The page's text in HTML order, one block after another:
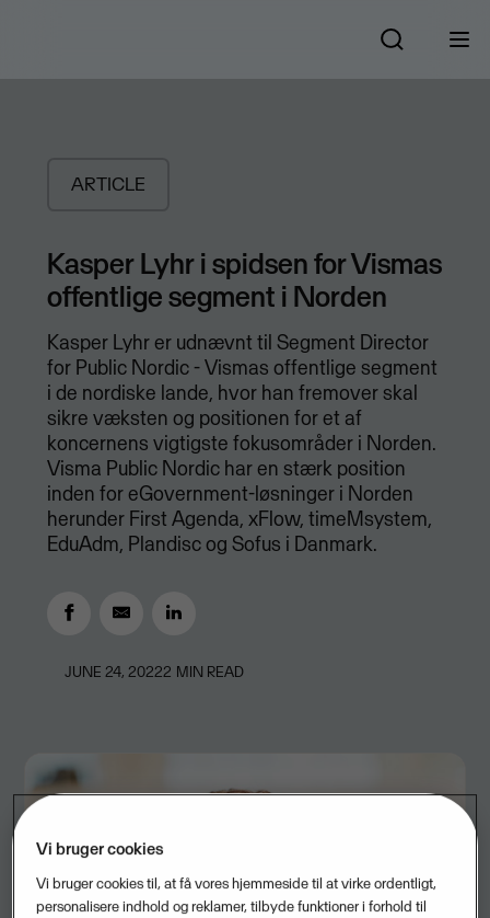
ARTICLE
Kasper Lyhr i spidsen for Vismas
offentlige segment i Norden
Kasper Lyhr er udnævnt til Segment Director
for Public Nordic - Vismas offentlige segment
i de nordiske lande, hvor han fremover skal
sikre væksten og positionen for et af
koncernens vigtigste fokusområder i Norden.
Visma Public Nordic har en stærk position
inden for eGovernment-løsninger i Norden
herunder First Agenda, xFlow, timeMsystem,
EduAdm, Plandisc og Sofus i Danmark.
JUNE 24, 20222 MIN READ
Vi bruger cookies
Vi bruger cookies til, at få vores hjemmeside til at virke ordentligt,
personalisere indhold og reklamer, tilbyde funktioner i forhold til